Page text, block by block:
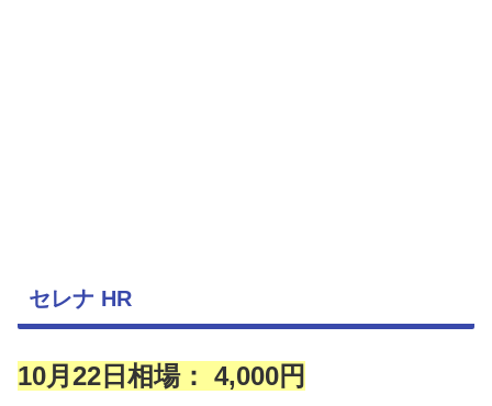
セレナ HR
10月22日相場： 4,000円